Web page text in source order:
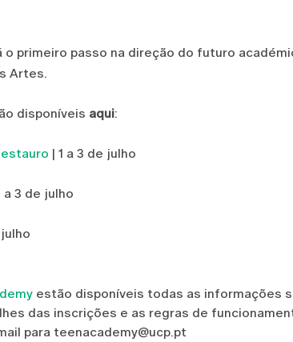
primeiro passo na direção do futuro
Artes.
disponíveis aqui:
| 1 a 3 de julho
a 3 de julho
estão disponíveis todas as informações
das inscrições e as regras de
para teenacademy@ucp.pt